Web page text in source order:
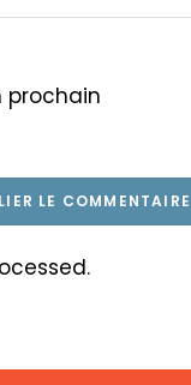
prochain
.